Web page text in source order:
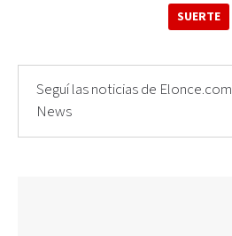
SUERTE
Seguí las noticias de
News